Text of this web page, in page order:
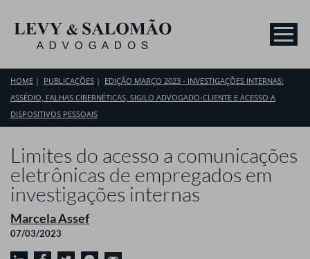
HOME PUBLICAÇÕES
EDIÇÃO MARÇO 2023 - INVESTIGAÇÕES INTERNAS:
ASSÉDIO, FALHAS CIBERNÉTICAS, SIGILO ADVOGADO-CLIENTE E ACESSO A
DISPOSITIVOS PESSOAIS
Limites do acesso a comunicações
eletrônicas de empregados em
investigações internas
Marcela Assef
07/03/2023